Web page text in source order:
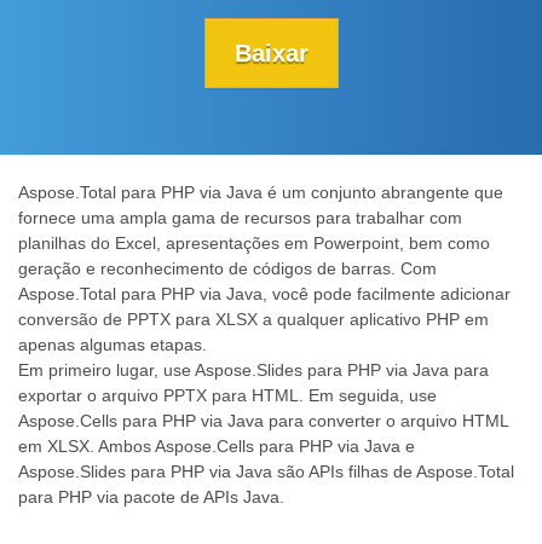
Baixar
Aspose.Total para PHP via Java é um conjunto abrangente que
fornece uma ampla gama de recursos para trabalhar com
planilhas do Excel, apresentações em Powerpoint, bem como
geração e reconhecimento de códigos de barras. Com
Aspose.Total para PHP via Java, você pode facilmente adicionar
conversão de PPTX para XLSX a qualquer aplicativo PHP em
apenas algumas etapas.
Em primeiro lugar, use Aspose.Slides para PHP via Java para
exportar o arquivo PPTX para HTML. Em seguida, use
Aspose.Cells para PHP via Java para converter o arquivo HTML
em XLSX. Ambos Aspose.Cells para PHP via Java e
Aspose.Slides para PHP via Java são APIs filhas de Aspose.Total
para PHP via pacote de APIs Java.